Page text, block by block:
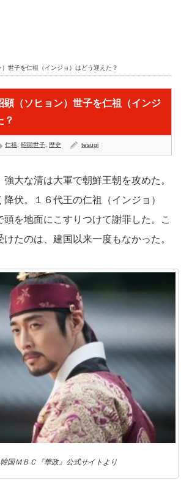
世子を仁祖（インジョ）はどう迎えた？
顕（ソヒョン）世子を仁祖（インジ
？
仁祖 昭顕世子 歴史 tesugi
強大な清は大軍で朝鮮王朝を攻めた。
伏。１６代王の仁祖（インジョ）
頭を地面にこすりつけて謝罪した。こ
たのは、建国以来一度もなかった。
国ＭＢＣ『華政』公式サイトより